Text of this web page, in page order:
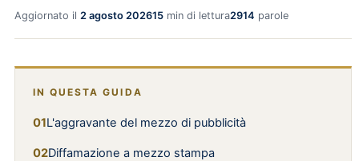
Aggiornato il 2 agosto 202615 min di lettura2914 parole
IN QUESTA GUIDA
L'aggravante del mezzo di pubblicità
Diffamazione a mezzo stampa